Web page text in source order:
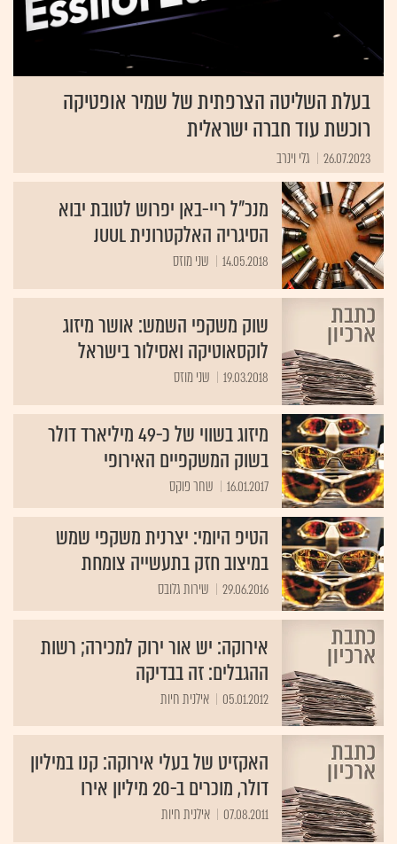
בעלת השליטה הצרפתית של שמיר אופטיקה
רוכשת עוד חברה ישראלית
26.07.2023 גלי וינרב
מנכ"ל ריי-באן יפרוש לטובת יבוא
הסיגריה האלקטרונית JUUL
14.05.2018 שני מוזס
שוק משקפי השמש: אושר מיזוג
לוקסאוטיקה ואסילור בישראל
19.03.2018 שני מוזס
מיזוג בשווי של כ-49 מיליארד דולר
בשוק המשקפיים האירופי
16.01.2017 שחר פוקס
הטיפ היומי: יצרנית משקפי שמש
במיצוב חזק בתעשייה צומחת
29.06.2016 שירות גלובס
אירוקה: יש אור ירוק למכירה; רשות
ההגבלים: זה בבדיקה
05.01.2012 אילנית חיות
האקזיט של בעלי אירוקה: קנו במיליון
דולר, מוכרים ב-20 מיליון אירו
07.08.2011 אילנית חיות